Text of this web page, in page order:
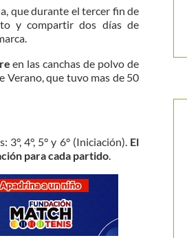
que durante el tercer fin de
y compartir dos días de
en las canchas de polvo de
Verano, que tuvo mas de 50
4°, 5° y 6° (Iniciación). El
para cada partido.